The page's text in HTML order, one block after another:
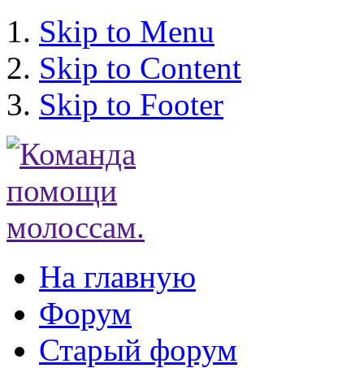
Skip to Menu
Skip to Content
Skip to Footer
На главную
Форум
Старый форум